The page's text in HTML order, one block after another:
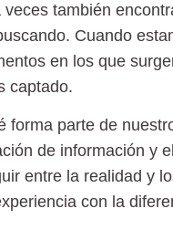
también
Cuando
en los que
captado.
forma parte de
de información y
entre la realidad y
con la